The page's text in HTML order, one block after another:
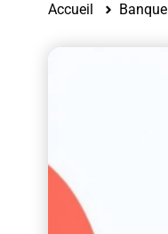
Accueil Banque